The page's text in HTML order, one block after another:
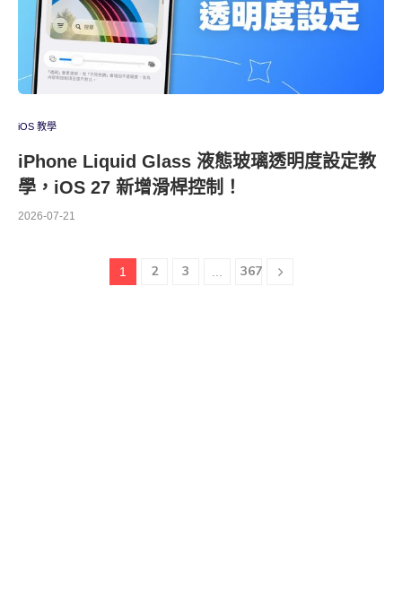
iOS 教學
iPhone Liquid Glass 液態玻璃透明度設定教
學，iOS 27 新增滑桿控制！
2026-07-21
1 2 3 367